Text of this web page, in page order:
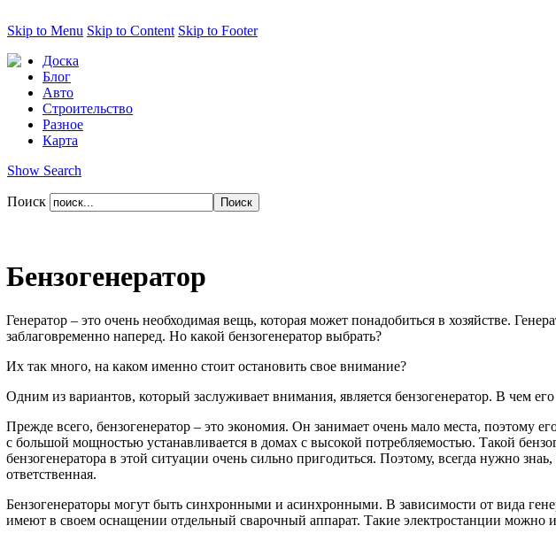
Skip to Menu Skip to Content Skip to Footer
Доска
Блог
Авто
Строительство
Разное
Карта
Show Search
Поиск
Бензогенератор
Генератор – это очень необходимая вещь, которая может понадобиться в хозяйстве.
заблаговременно наперед. Но какой бензогенератор выбрать?
Их так много, на каком именно стоит остановить свое внимание?
Одним из вариантов, который заслуживает внимания, является бензогенератор. В чем
Прежде всего, бензогенератор – это экономия. Он занимает очень мало места, поэтому
с большой мощностью устанавливается в домах с высокой потребляемостью. Такой
бензогенератора в этой ситуации очень сильно пригодиться. Поэтому, всегда нужно
ответственная.
Бензогенераторы могут быть синхронными и асинхронными. В зависимости от вида
имеют в своем оснащении отдельный сварочный аппарат. Такие электростанции можно